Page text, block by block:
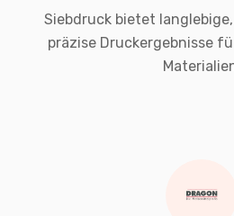
Siebdruck bietet
präzise Druckergebnisse